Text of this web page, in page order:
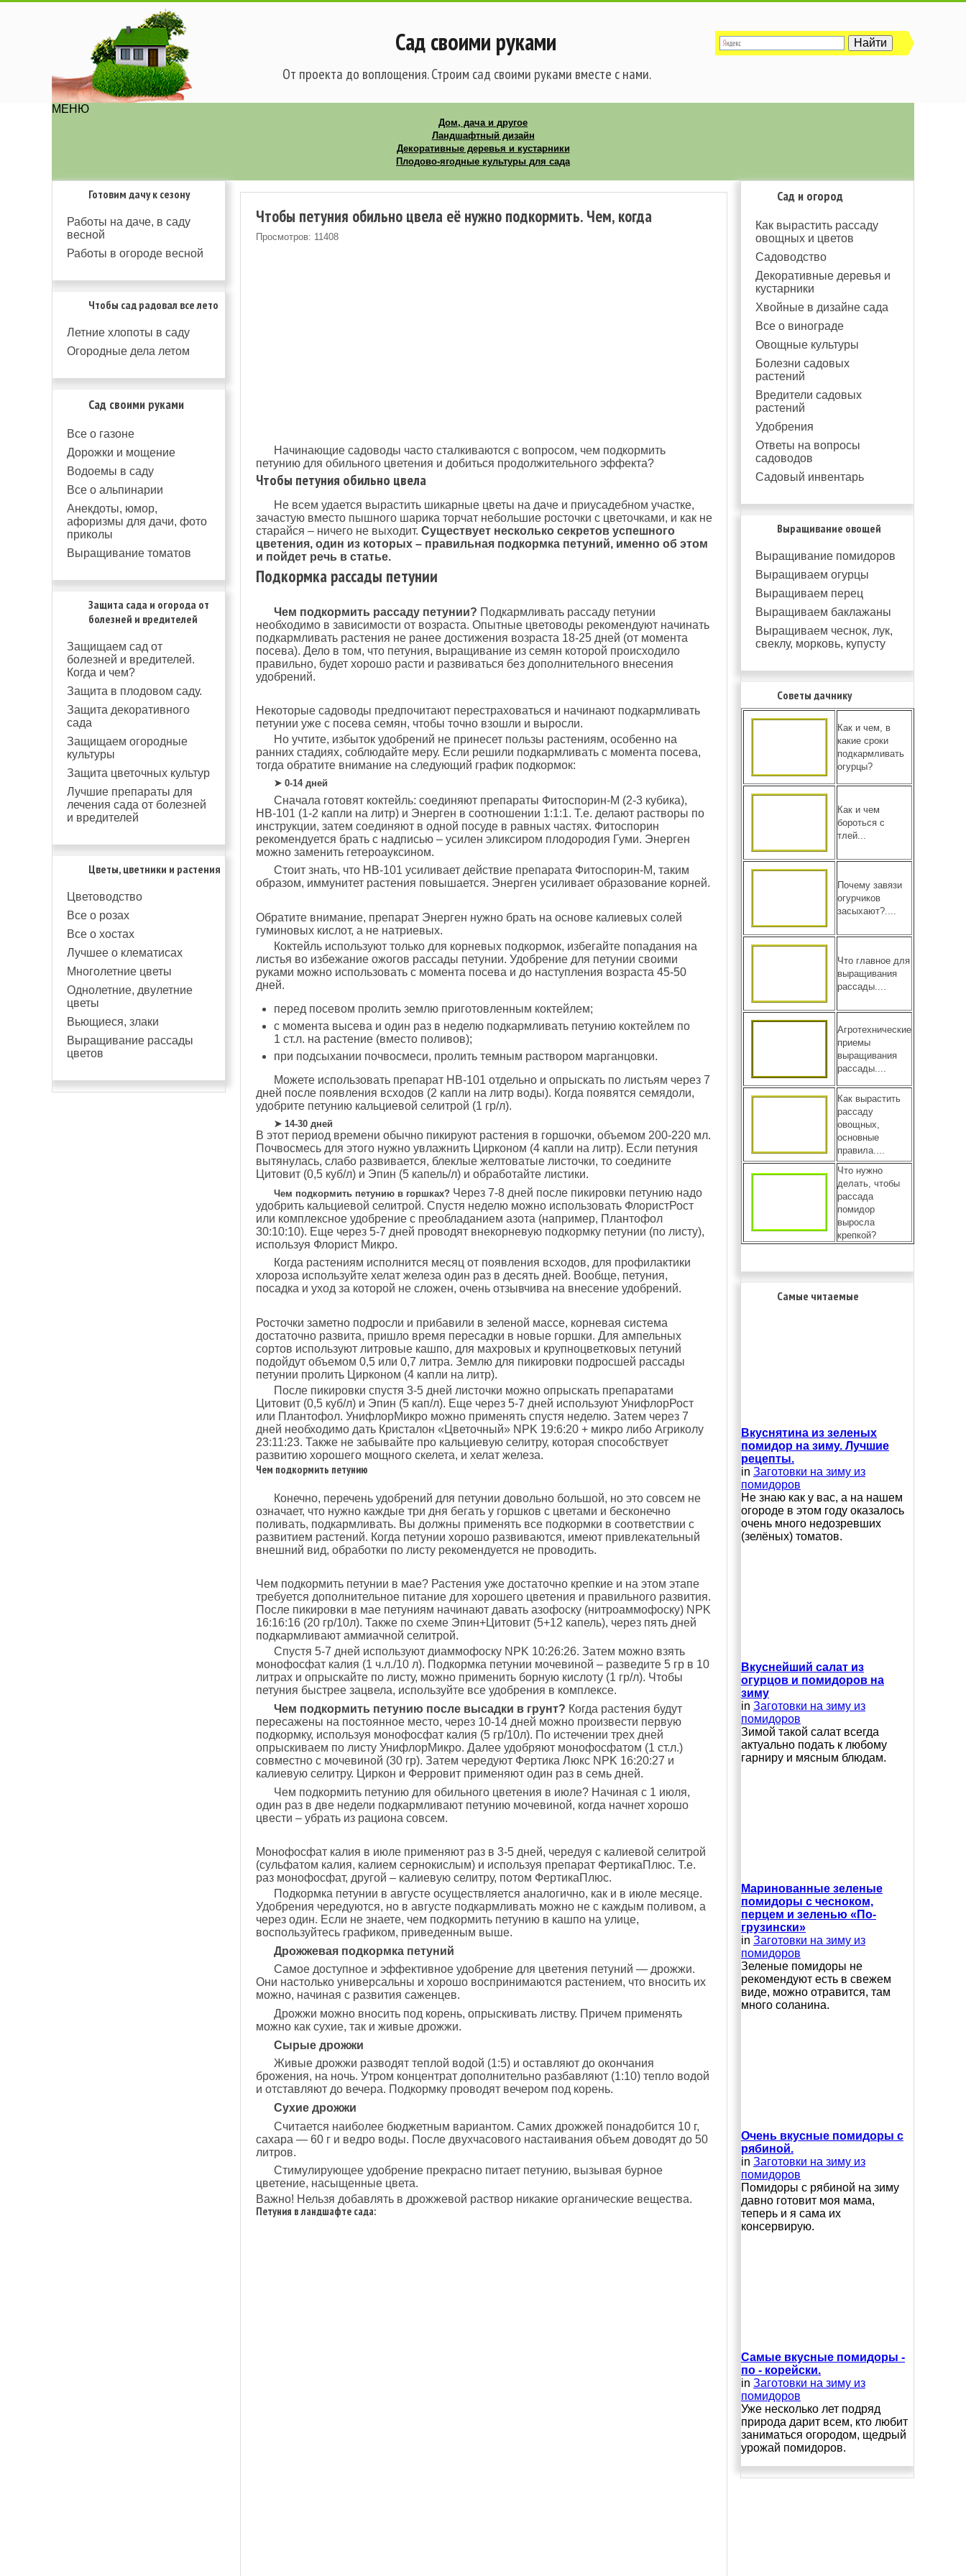
Сад своими руками
От проекта до воплощения. Строим сад своими руками вместе с нами.
МЕНЮ
Дом, дача и другое
Ландшафтный дизайн
Декоративные деревья и кустарники
Плодово-ягодные культуры для сада
Готовим дачу к сезону
Работы на даче, в саду
весной
Работы в огороде весной
Чтобы сад радовал все лето
Летние хлопоты в саду
Огородные дела летом
Сад своими руками
Все о газоне
Дорожки и мощение
Водоемы в саду
Все о альпинарии
Анекдоты, юмор,
афоризмы для дачи, фото
приколы
Выращивание томатов
Защита сада и огорода от
болезней и вредителей
Защищаем сад от
болезней и вредителей.
Когда и чем?
Защита в плодовом саду.
Защита декоративного
сада
Защищаем огородные
культуры
Защита цветочных культур
Лучшие препараты для
лечения сада от болезней
и вредителей
Цветы, цветники и растения
Цветоводство
Все о розах
Все о хостах
Лучшее о клематисах
Многолетние цветы
Однолетние, двулетние
цветы
Вьющиеся, злаки
Выращивание рассады
цветов
Чтобы петуния обильно цвела её нужно подкормить. Чем, когда
Просмотров: 11408
Начинающие садоводы часто сталкиваются с вопросом, чем подкормить
петунию для обильного цветения и добиться продолжительного эффекта?
Чтобы петуния обильно цвела
Не всем удается вырастить шикарные цветы на даче и приусадебном участке,
зачастую вместо пышного шарика торчат небольшие росточки с цветочками, и как не
старайся – ничего не выходит. Существует несколько секретов успешного
цветения, один из которых – правильная подкормка петуний, именно об этом
и пойдет речь в статье.
Подкормка рассады петунии
Чем подкормить рассаду петунии? Подкармливать рассаду петунии
необходимо в зависимости от возраста. Опытные цветоводы рекомендуют начинать
подкармливать растения не ранее достижения возраста 18-25 дней (от момента
посева). Дело в том, что петуния, выращивание из семян которой происходило
правильно, будет хорошо расти и развиваться без дополнительного внесения
удобрений.
Некоторые садоводы предпочитают перестраховаться и начинают подкармливать
петунии уже с посева семян, чтобы точно взошли и выросли.
Но учтите, избыток удобрений не принесет пользы растениям, особенно на
ранних стадиях, соблюдайте меру. Если решили подкармливать с момента посева,
тогда обратите внимание на следующий график подкормок:
➤ 0-14 дней
Сначала готовят коктейль: соединяют препараты Фитоспорин-М (2-3 кубика),
НВ-101 (1-2 капли на литр) и Энерген в соотношении 1:1:1. Т.е. делают растворы по
инструкции, затем соединяют в одной посуде в равных частях. Фитоспорин
рекомендуется брать с надписью – усилен эликсиром плодородия Гуми. Энерген
можно заменить гетероауксином.
Стоит знать, что НВ-101 усиливает действие препарата Фитоспорин-М, таким
образом, иммунитет растения повышается. Энерген усиливает образование корней.
Обратите внимание, препарат Энерген нужно брать на основе калиевых солей
гуминовых кислот, а не натриевых.
Коктейль используют только для корневых подкормок, избегайте попадания на
листья во избежание ожогов рассады петунии. Удобрение для петунии своими
руками можно использовать с момента посева и до наступления возраста 45-50
дней.
перед посевом пролить землю приготовленным коктейлем;
с момента высева и один раз в неделю подкармливать петунию коктейлем по
1 ст.л. на растение (вместо поливов);
при подсыхании почвосмеси, пролить темным раствором марганцовки.
Можете использовать препарат НВ-101 отдельно и опрыскать по листьям через 7
дней после появления всходов (2 капли на литр воды). Когда появятся семядоли,
удобрите петунию кальциевой селитрой (1 гр/л).
➤ 14-30 дней
В этот период времени обычно пикируют растения в горшочки, объемом 200-220 мл.
Почвосмесь для этого нужно увлажнить Цирконом (4 капли на литр). Если петуния
вытянулась, слабо развивается, блеклые желтоватые листочки, то соедините
Цитовит (0,5 куб/л) и Эпин (5 капель/л) и обработайте листики.
Чем подкормить петунию в горшках? Через 7-8 дней после пикировки петунию надо
удобрить кальциевой селитрой. Спустя неделю можно использовать ФлористРост
или комплексное удобрение с преобладанием азота (например, Плантофол
30:10:10). Еще через 5-7 дней проводят внекорневую подкормку петунии (по листу),
используя Флорист Микро.
Когда растениям исполнится месяц от появления всходов, для профилактики
хлороза используйте хелат железа один раз в десять дней. Вообще, петуния,
посадка и уход за которой не сложен, очень отзывчива на внесение удобрений.
Росточки заметно подросли и прибавили в зеленой массе, корневая система
достаточно развита, пришло время пересадки в новые горшки. Для ампельных
сортов используют литровые кашпо, для махровых и крупноцветковых петуний
подойдут объемом 0,5 или 0,7 литра. Землю для пикировки подросшей рассады
петунии пролить Цирконом (4 капли на литр).
После пикировки спустя 3-5 дней листочки можно опрыскать препаратами
Цитовит (0,5 куб/л) и Эпин (5 кап/л). Еще через 5-7 дней используют УнифлорРост
или Плантофол. УнифлорМикро можно применять спустя неделю. Затем через 7
дней необходимо дать Кристалон «Цветочный» NPK 19:6:20 + микро либо Агриколу
23:11:23. Также не забывайте про кальциевую селитру, которая способствует
развитию хорошего мощного скелета, и хелат железа.
Чем подкормить петунию
Конечно, перечень удобрений для петунии довольно большой, но это совсем не
означает, что нужно каждые три дня бегать у горшков с цветами и бесконечно
поливать, подкармливать. Вы должны применять все подкормки в соответствии с
развитием растений. Когда петунии хорошо развиваются, имеют привлекательный
внешний вид, обработки по листу рекомендуется не проводить.
Чем подкормить петунии в мае? Растения уже достаточно крепкие и на этом этапе
требуется дополнительное питание для хорошего цветения и правильного развития.
После пикировки в мае петуниям начинают давать азофоску (нитроаммофоску) NPK
16:16:16 (20 гр/10л). Также по схеме Эпин+Цитовит (5+12 капель), через пять дней
подкармливают аммиачной селитрой.
Спустя 5-7 дней используют диаммофоску NPK 10:26:26. Затем можно взять
монофосфат калия (1 ч.л./10 л). Подкормка петунии мочевиной – разведите 5 гр в 10
литрах и опрыскайте по листу, можно применить борную кислоту (1 гр/л). Чтобы
петуния быстрее зацвела, используйте все удобрения в комплексе.
Чем подкормить петунию после высадки в грунт? Когда растения будут
пересажены на постоянное место, через 10-14 дней можно произвести первую
подкормку, используя монофосфат калия (5 гр/10л). По истечении трех дней
опрыскиваем по листу УнифлорМикро. Далее удобряют монофосфатом (1 ст.л.)
совместно с мочевиной (30 гр). Затем чередуют Фертика Люкс NPK 16:20:27 и
калиевую селитру. Циркон и Ферровит применяют один раз в семь дней.
Чем подкормить петунию для обильного цветения в июле? Начиная с 1 июля,
один раз в две недели подкармливают петунию мочевиной, когда начнет хорошо
цвести – убрать из рациона совсем.
Монофосфат калия в июле применяют раз в 3-5 дней, чередуя с калиевой селитрой
(сульфатом калия, калием сернокислым) и используя препарат ФертикаПлюс. Т.е.
раз монофосфат, другой – калиевую селитру, потом ФертикаПлюс.
Подкормка петунии в августе осуществляется аналогично, как и в июле месяце.
Удобрения чередуются, но в августе подкармливать можно не с каждым поливом, а
через один. Если не знаете, чем подкормить петунию в кашпо на улице,
воспользуйтесь графиком, приведенным выше.
Дрожжевая подкормка петуний
Самое доступное и эффективное удобрение для цветения петуний — дрожжи.
Они настолько универсальны и хорошо воспринимаются растением, что вносить их
можно, начиная с развития саженцев.
Дрожжи можно вносить под корень, опрыскивать листву. Причем применять
можно как сухие, так и живые дрожжи.
Сырые дрожжи
Живые дрожжи разводят теплой водой (1:5) и оставляют до окончания
брожения, на ночь. Утром концентрат дополнительно разбавляют (1:10) тепло водой
и отставляют до вечера. Подкормку проводят вечером под корень.
Сухие дрожжи
Считается наиболее бюджетным вариантом. Самих дрожжей понадобится 10 г,
сахара — 60 г и ведро воды. После двухчасового настаивания объем доводят до 50
литров.
Стимулирующее удобрение прекрасно питает петунию, вызывая бурное
цветение, насыщенные цвета.
Важно! Нельзя добавлять в дрожжевой раствор никакие органические вещества.
Петуния в ландшафте сада:
Сад и огород
Как вырастить рассаду
овощных и цветов
Садоводство
Декоративные деревья и
кустарники
Хвойные в дизайне сада
Все о винограде
Овощные культуры
Болезни садовых
растений
Вредители садовых
растений
Удобрения
Ответы на вопросы
садоводов
Садовый инвентарь
Выращивание овощей
Выращивание помидоров
Выращиваем огурцы
Выращиваем перец
Выращиваем баклажаны
Выращиваем чеснок, лук,
свеклу, морковь, купусту
Советы дачнику
Как и чем, в
какие сроки
подкармливать
огурцы?
Как и чем
бороться с
тлей...
Почему завязи
огурчиков
засыхают?....
Что главное для
выращивания
рассады....
Агротехнические
приемы
выращивания
рассады....
Как вырастить
рассаду
овощных,
основные
правила....
Что нужно
делать, чтобы
рассада
помидор
выросла
крепкой?
Самые читаемые
Вкуснятина из зеленых
помидор на зиму. Лучшие
рецепты.
in Заготовки на зиму из
помидоров
Не знаю как у вас, а на нашем
огороде в этом году оказалось
очень много недозревших
(зелёных) томатов.
Вкуснейший салат из
огурцов и помидоров на
зиму
in Заготовки на зиму из
помидоров
Зимой такой салат всегда
актуально подать к любому
гарниру и мясным блюдам.
Маринованные зеленые
помидоры с чесноком,
перцем и зеленью «По-
грузински»
in Заготовки на зиму из
помидоров
Зеленые помидоры не
рекомендуют есть в свежем
виде, можно отравится, там
много соланина.
Очень вкусные помидоры с
рябиной.
in Заготовки на зиму из
помидоров
Помидоры с рябиной на зиму
давно готовит моя мама,
теперь и я сама их
консервирую.
Самые вкусные помидоры -
по - корейски.
in Заготовки на зиму из
помидоров
Уже несколько лет подряд
природа дарит всем, кто любит
заниматься огородом, щедрый
урожай помидоров.